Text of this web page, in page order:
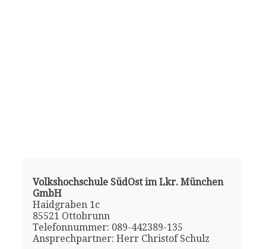
Volkshochschule SüdOst im Lkr. München
GmbH
Haidgraben 1c
85521 Ottobrunn
Telefonnummer: 089-442389-135
Ansprechpartner: Herr Christof Schulz